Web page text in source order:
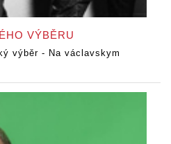
VÝBĚRU
výběr - Na václavskym